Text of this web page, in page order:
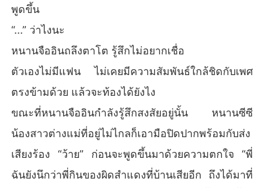
อเห็นว่าสามีของตัวเองกำลังถูกต้อนรับให้ขึ้นไปบนเวทีเพื่อกล่า
หลังจากสิ้นสุดกิจกรรม ชายหนุ่มขอร้องให้หนานจืออินให้อภัย
หนานจืออินโกรธเป็นอย่างมาก"กู้จิ่งเฉิน คุณยังมีเรื่องอะไรที่ยัง
"คือ...เรายังมีลูกด้วยกันสองคนนะ"
"......"หนานจืออินตกตะลึกอีกครั้ง ทำไมลูกฉันฉันกลับไม่รู้ด้วย?
ไปแล้ว
พูดขึ้น
“...” ว่าไงนะ
หนานจืออินถลึงตาโต รู้สึกไม่อยากเชื่อ
ตัวเองไม่มีแฟน ไม่เคยมีความสัมพันธ์ใกล้ชิดกับเพศ
ตรงข้ามด้วย แล้วจะท้องได้ยังไง
ขณะที่หนานจืออินกำลังรู้สึกสงสัยอยู่นั้น หนานซีซี
น้องสาวต่างแม่ที่อยู่ไม่ไกลก็เอามือปิดปากพร้อมกับส่ง
เสียงร้อง “ว้าย” ก่อนจะพูดขึ้นมาด้วยความตกใจ “พี่
ฉันยังนึกว่าพี่กินของผิดสำแดงที่บ้านเสียอีก ถึงได้มาที่